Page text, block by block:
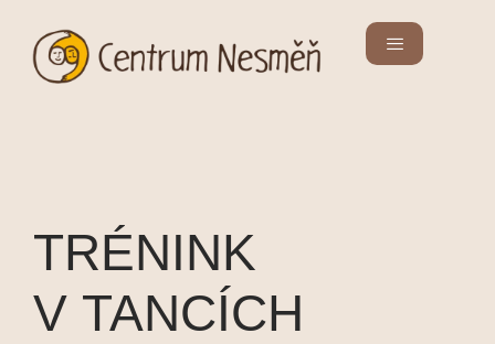
TRÉNINK
V TANCÍCH